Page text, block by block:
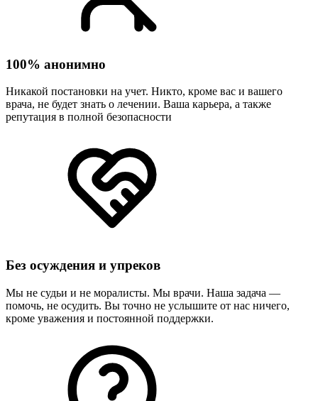
100% анонимно
Никакой постановки на учет. Никто, кроме вас и вашего
врача, не будет знать о лечении. Ваша карьера, а также
репутация в полной безопасности
Без осуждения и упреков
Мы не судьи и не моралисты. Мы врачи. Наша задача —
помочь, не осудить. Вы точно не услышите от нас ничего,
кроме уважения и постоянной поддержки.